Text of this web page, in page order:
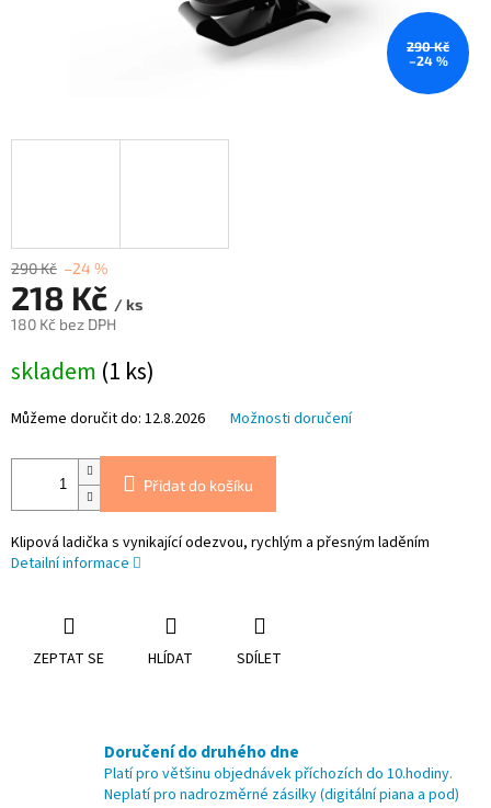
290 Kč
–24 %
290 Kč –24 %
218 Kč / ks
180 Kč bez DPH
cena:
skladem (1 ks)
Můžeme doručit do: 12.8.2026 Možnosti doručení
Přidat do košíku
Klipová ladička s vynikající odezvou, rychlým a přesným laděním
Detailní informace
ZEPTAT SE HLÍDAT SDÍLET
Doručení do druhého dne
Platí pro většinu objednávek příchozích do 10.hodiny.
Neplatí pro nadrozměrné zásilky (digitální piana a pod)